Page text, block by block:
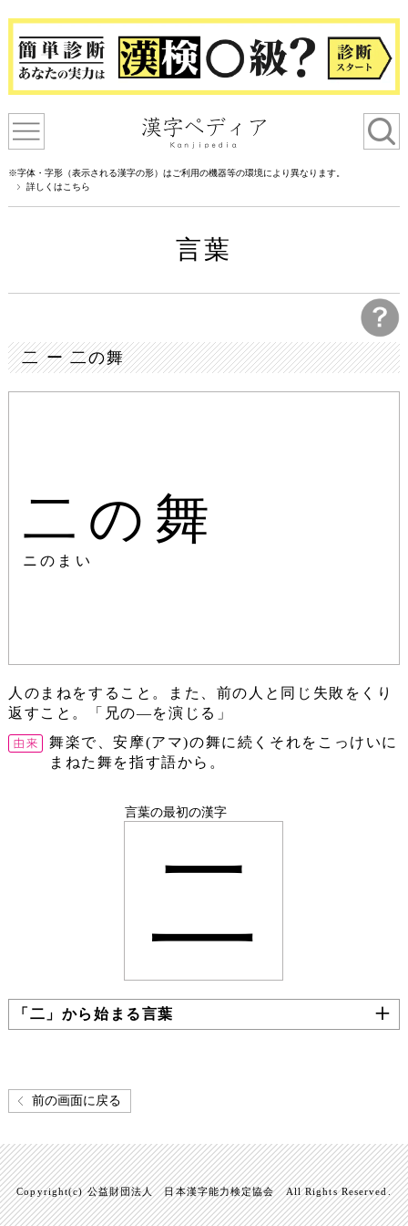
※字体・字形（表示される漢字の形）はご利用の機器等の環境により異なります。
詳しくはこちら
言葉
二 ー 二の舞
二の舞
ニのまい
人のまねをすること。また、前の人と同じ失敗をくり
返すこと。「兄の―を演じる」
舞楽で、安摩(アマ)の舞に続くそれをこっけいに
まねた舞を指す語から。
言葉の最初の漢字
二
「二」から始まる言葉
前の画面に戻る
Copyright(c) 公益財団法人 日本漢字能力検定協会 All Rights Reserved.